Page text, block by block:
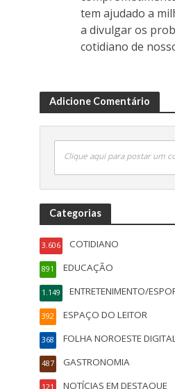
tem ajudado a
a divulgar os
cotidiano de
Adicione Comentário
Clique aqui para postar um
Categorias
COTIDIANO
3.606
EDUCAÇÃO
891
ENTRETENIMENTO/
1.149
ESPAÇO DO LEITOR
392
FOLHA NOROESTE
368
GASTRONOMIA
487
NOTÍCIAS EM DESTAQUE
121